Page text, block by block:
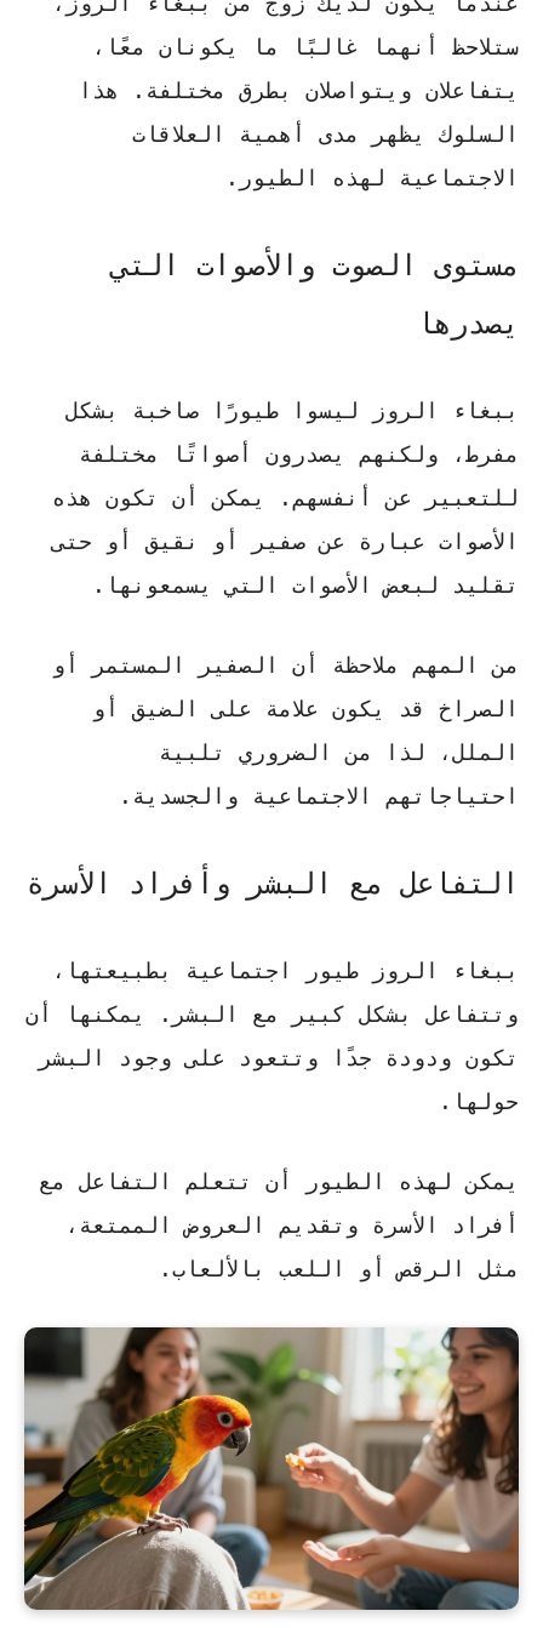
ستلاحظ أنهما غالبًا ما يكونان معًا،
يتفاعلان ويتواصلان بطرق مختلفة. هذا
السلوك يظهر مدى أهمية العلاقات
الاجتماعية لهذه الطيور.
مستوى الصوت والأصوات التي
يصدرها
ببغاء الروز ليسوا طيورًا صاخبة بشكل
مفرط، ولكنهم يصدرون أصواتًا مختلفة
للتعبير عن أنفسهم. يمكن أن تكون هذه
الأصوات عبارة عن صفير أو نقيق أو حتى
تقليد لبعض الأصوات التي يسمعونها.
من المهم ملاحظة أن الصفير المستمر أو
الصراخ قد يكون علامة على الضيق أو
الملل، لذا من الضروري تلبية
احتياجاتهم الاجتماعية والجسدية.
التفاعل مع البشر وأفراد الأسرة
ببغاء الروز طيور اجتماعية بطبيعتها،
وتتفاعل بشكل كبير مع البشر. يمكنها أن
تكون ودودة جدًا وتتعود على وجود البشر
حولها.
يمكن لهذه الطيور أن تتعلم التفاعل مع
أفراد الأسرة وتقديم العروض الممتعة،
مثل الرقص أو اللعب بالألعاب.